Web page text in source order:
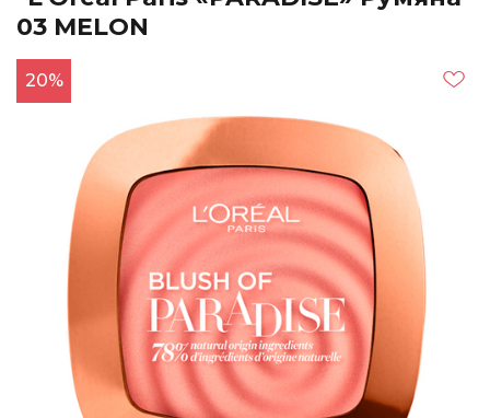
03 MELON
20%